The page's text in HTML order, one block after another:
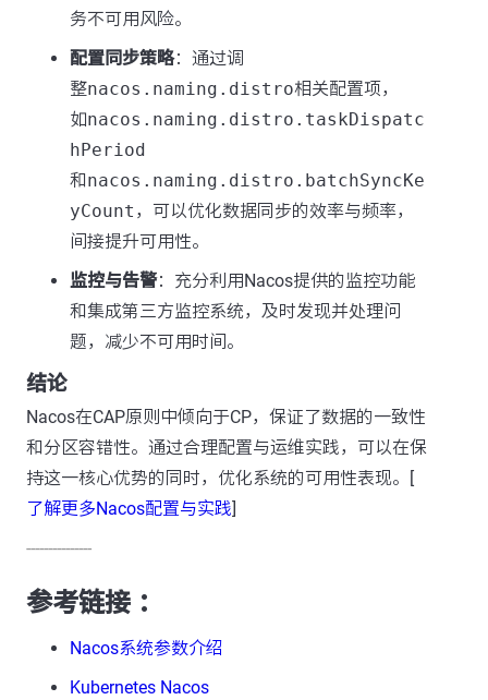
务不可用风险。
配置同步策略：通过调
整nacos.naming.distro相关配置项，
如nacos.naming.distro.taskDispatc
hPeriod
和nacos.naming.distro.batchSyncKe
yCount ，可以优化数据同步的效率与频率，
间接提升可用性。
监控与告警：充分利用Nacos提供的监控功能
和集成第三方监控系统，及时发现并处理问
题，减少不可用时间。
结论
Nacos在CAP原则中倾向于CP，保证了数据的一致性
和分区容错性。通过合理配置与运维实践，可以在保
持这一核心优势的同时，优化系统的可用性表现。[
了解更多Nacos配置与实践]
---------------
参考链接 ：
Nacos系统参数介绍
Kubernetes Nacos